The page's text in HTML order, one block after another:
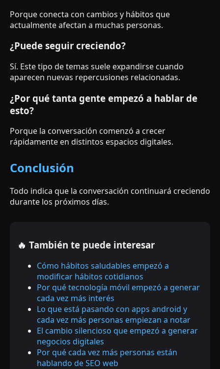
Porque conecta con cambios y hábitos que
actualmente afectan a muchas personas.
¿Puede seguir creciendo?
Sí. Este tipo de temas suele expandirse cuando
aparecen nuevas repercusiones relacionadas.
¿Por qué tanta gente empezó a hablar de
esto?
Porque la conversación comenzó a crecer
rápidamente en distintos espacios digitales.
Conclusión
Todo indica que la conversación continuará creciendo
durante los próximos días.
🔥 También te puede interesar
Cómo hábitos saludables empezó a
modificar hábitos cotidianos
Por qué tecnología móvil empezó a generar
cada vez más interés
Lo que está pasando con apps android y
cada vez más personas empiezan a notar
El cambio silencioso que empezó a generar
negocios digitales
Por qué cada vez más personas están
hablando de SEO web